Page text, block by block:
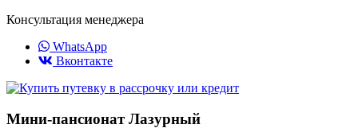
Консультация менеджера
WhatsApp
Вконтакте
Мини-пансионат Лазурный